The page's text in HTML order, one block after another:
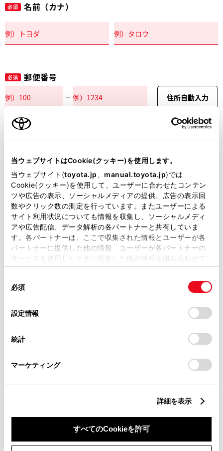
当ウェブサイトはCookie(クッキー)を使用します。
当ウェブサイト(toyota.jp manual.toyota.jp)では
Cookie(クッキー)を使用して、ユーザーに合わせたコンテン
ツや広告の表示、ソーシャルメディアの提供、広告の表示回
数やクリック数の測定を行っています。またユーザーによる
サイト利用状況についても情報を収集し、ソーシャルメディ
アや広告配信、データ解析の各パートナーと共有していま
す。各パートナーは、ここで収集された情報とユーザーが各
パートナーに提供した他の情報、ユーザーが各パートナーの
サービスを使用したときに収集した他の情報を組み合わせて
使用することがあります。当ウェブサイトの使用を続行する
デバイスにすべてのCookie(クッキー)が保存されることに同
意したことになります。Cookie(クッキー)のオプトアウト、
設定の変更、同意を撤回したりするにあたっては、当社の
「Cookie（クッキー）情報の取り扱いについて
」をご覧くだ
必須
設定情報
統計
マーケティング
詳細を表示
すべてのCookieを許可
必須 名前（カナ）
必須 郵便番号
住所自動入力
必須 都道府県
必須 市区町村名
必須 丁目番地
任意 建物名